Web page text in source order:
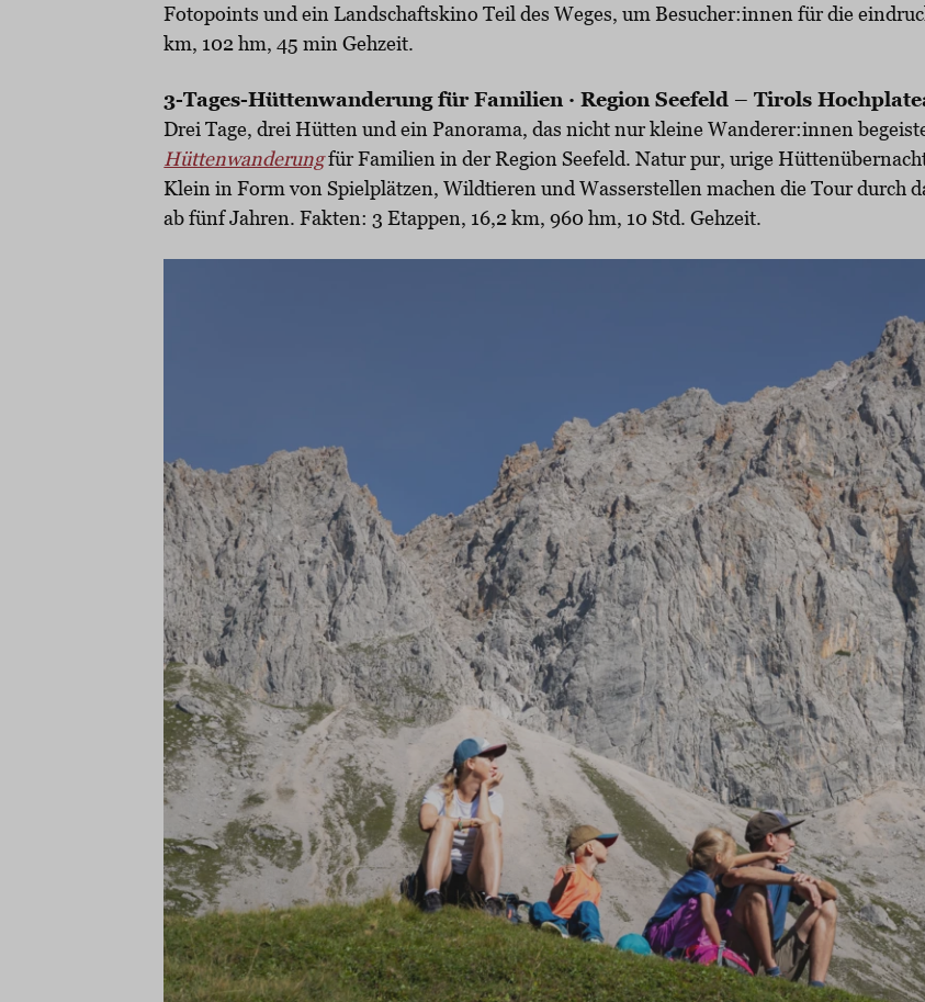
Fotopoints und ein Landschaftskino Teil des Weges, um Besucher:innen für die
km, 102 hm, 45 min Gehzeit.
3-Tages-Hüttenwanderung für Familien · Region Seefeld – Tirols
Drei Tage, drei Hütten und ein Panorama, das nicht nur kleine Wanderer:innen
Hüttenwanderungfür Familien in der Region Seefeld. Natur pur, urige
Klein in Form von Spielplätzen, Wildtieren und Wasserstellen machen die Tour durch
ab fünf Jahren. Fakten: 3 Etappen, 16,2 km, 960 hm, 10 Std. Gehzeit.